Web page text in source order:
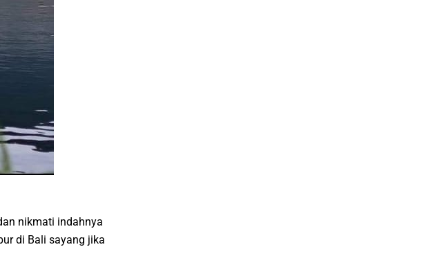
nikmati indahnya
di Bali sayang jika